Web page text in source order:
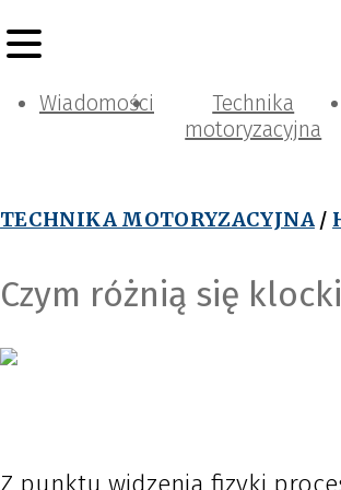
Wiadomości
Technika
motoryzacyjna
TECHNIKA MOTORYZACYJNA /
Czym różnią się
Z punktu widzenia fizyki